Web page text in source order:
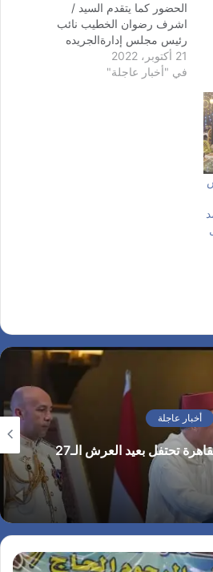
الحضور كما يتقدم السيد /
اشرف رضوان الخطيب نائب
رئيس مجلس إدارةالجريده
لشؤون القبائل العربية
والشؤون السياسيه لكل مشايخ
21 أكتوبر، 2022
في "أخبار عاجلة"
أخبار عاجلة
تحتفل بعيد العرش الـ27